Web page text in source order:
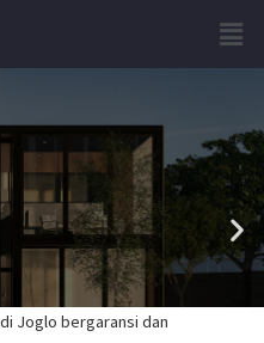
Joglo bergaransi dan